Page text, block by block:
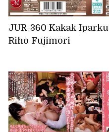
JUR-360 Kakak
Riho Fujimori